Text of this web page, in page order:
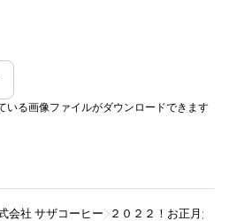
いる画像ファイルがダウンロードできます
会社 サザコーヒー ２０２２！お正月だ